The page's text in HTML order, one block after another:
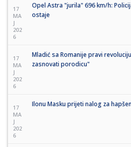
17
MA
J
202
6
Opel Astra "jurila" 696 km/h:
ostaje
17
MA
J
202
6
Mladić sa Romanije pravi
zasnovati porodicu"
17
MA
J
202
6
Ilonu Masku prijeti nalog za